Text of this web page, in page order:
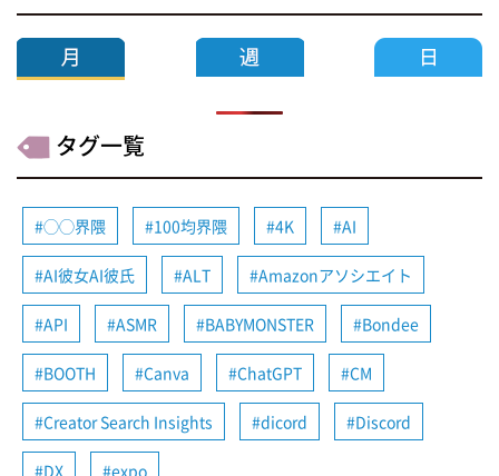
タグ一覧
◯◯界隈 100均界隈 4K AI
AI彼女AI彼氏 ALT Amazonアソシエイト
API ASMR BABYMONSTER Bondee
BOOTH Canva ChatGPT CM
Creator Search Insights dicord Discord
DX expo